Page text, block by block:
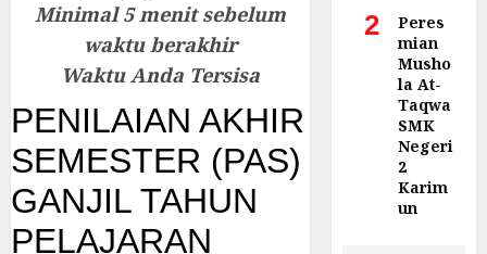
Minimal 5 menit sebelum
waktu berakhir
Waktu Anda Tersisa
2
Peres
mian
Musho
la At-
Taqwa
SMK
Negeri
2
Karim
un